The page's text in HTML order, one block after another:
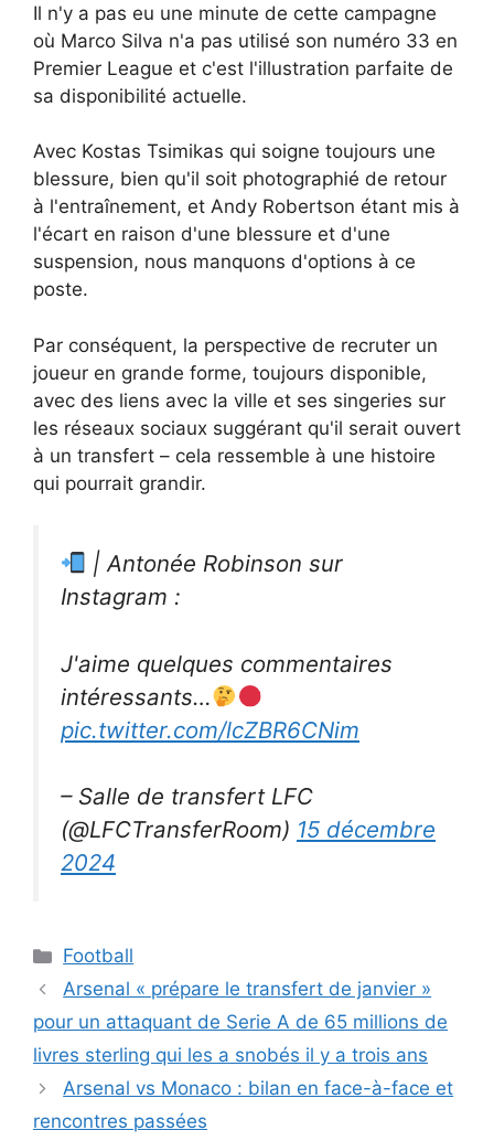
Il n'y a pas eu une minute de cette campagne
où Marco Silva n'a pas utilisé son numéro 33 en
Premier League et c'est l'illustration parfaite de
sa disponibilité actuelle.
Avec Kostas Tsimikas qui soigne toujours une
blessure, bien qu'il soit photographié de retour
à l'entraînement, et Andy Robertson étant mis à
l'écart en raison d'une blessure et d'une
suspension, nous manquons d'options à ce
poste.
Par conséquent, la perspective de recruter un
joueur en grande forme, toujours disponible,
avec des liens avec la ville et ses singeries sur
les réseaux sociaux suggérant qu'il serait ouvert
à un transfert – cela ressemble à une histoire
qui pourrait grandir.
| Antonée Robinson sur
Instagram :
J'aime quelques commentaires
intéressants…
pic.twitter.com/lcZBR6CNim
– Salle de transfert LFC
(@LFCTransferRoom) 15 décembre
2024
Catégories
Football
Arsenal « prépare le transfert de janvier »
pour un attaquant de Serie A de 65 millions de
livres sterling qui les a snobés il y a trois ans
Arsenal vs Monaco : bilan en face-à-face et
rencontres passées